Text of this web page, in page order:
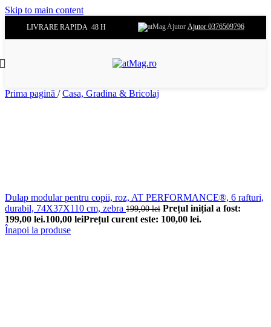
Skip to main content
LIVRARE RAPIDA 48 H Ajutor 0376509796
Prima pagină / Casa, Gradina & Bricolaj
Dulap modular pentru copii, roz, AT PERFORMANCE®, 6 rafturi,
durabil, 74X37X110 cm, zebra 199,00lei Prețul inițial a fost:
199,00 lei.100,00 leiPrețul curent este: 100,00 lei.
Înapoi la produse